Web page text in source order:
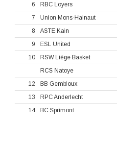
6
RBC Loyers
7
Union Mons-Hainaut
8
ASTE Kain
9
ESL United
10
RSW Liège Basket
RCS Natoye
12
BB Gembloux
13
RPC Anderlecht
14
BC Sprimont